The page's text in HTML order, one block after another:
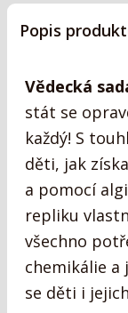
Popis
Vědecká
stát se
každý! S
děti, jak
a pomocí
repliku
všechno
chemikálie a
se děti i